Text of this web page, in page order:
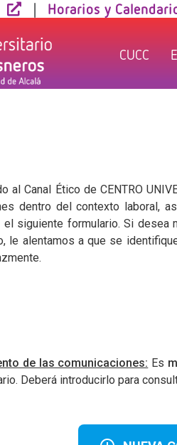
| Horarios y
CUCC